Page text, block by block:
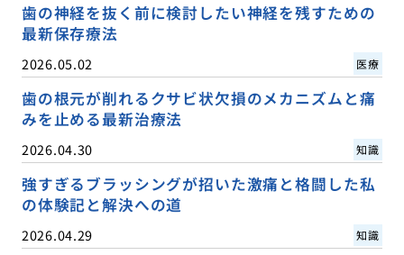
歯の神経を抜く前に検討したい神経を残すための
最新保存療法
2026.05.02 医療
歯の根元が削れるクサビ状欠損のメカニズムと痛
みを止める最新治療法
2026.04.30 知識
強すぎるブラッシングが招いた激痛と格闘した私
の体験記と解決への道
2026.04.29 知識